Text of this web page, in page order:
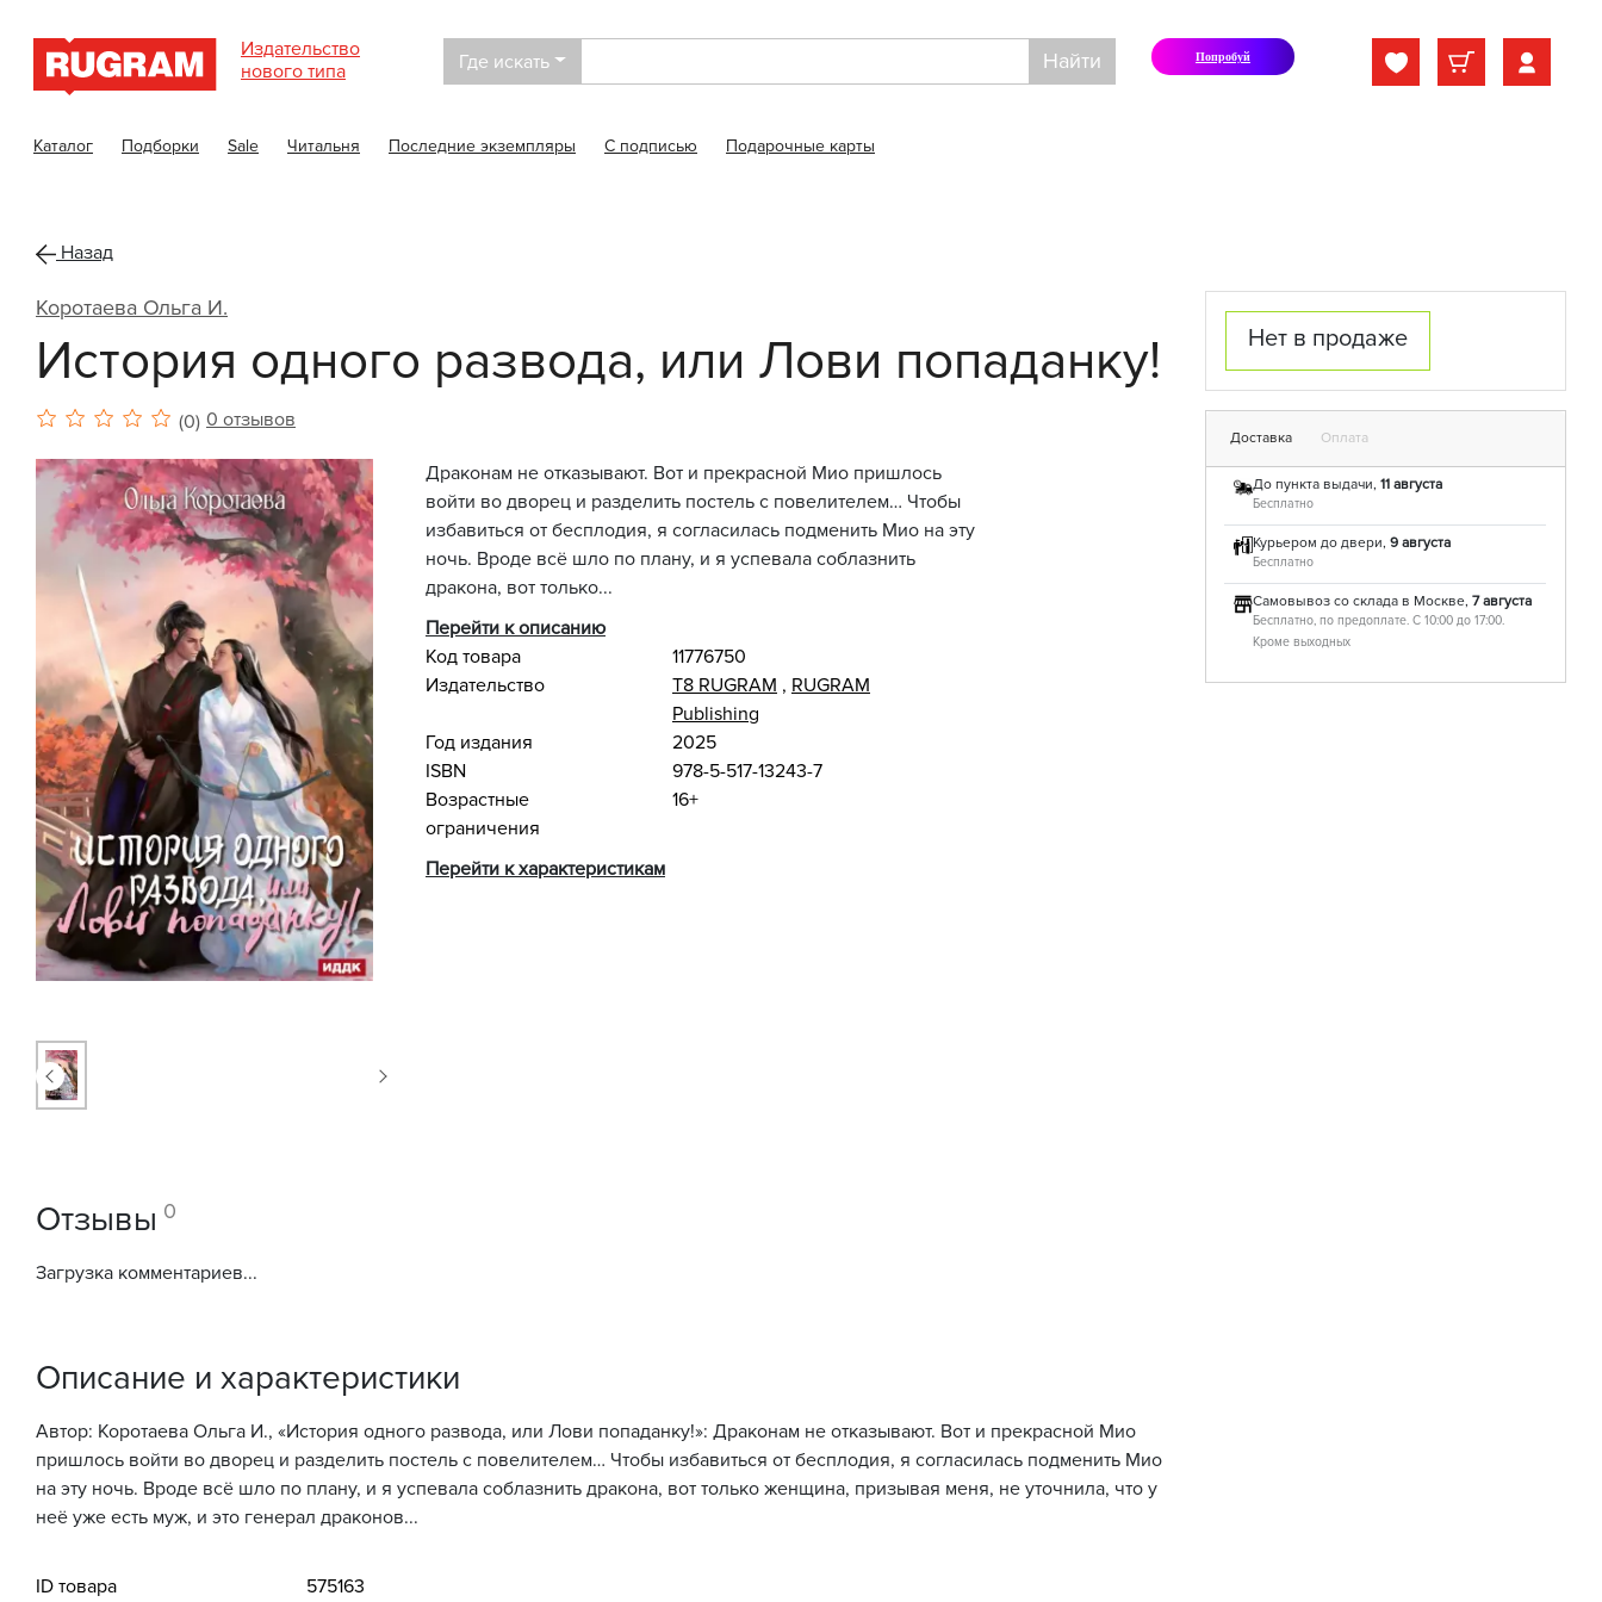
Издательство
нового типа
Где искать Найти Попробуй
Каталог Подборки Sale Читальня Последние экземпляры С подписью Подарочные карты
Назад
Коротаева Ольга И.
История одного развода, или Лови попаданку!
(0) 0 отзывов
Драконам не отказывают. Вот и прекрасной Мио пришлось
войти во дворец и разделить постель с повелителем… Чтобы
избавиться от бесплодия, я согласилась подменить Мио на эту
ночь. Вроде всё шло по плану, и я успевала соблазнить
дракона, вот только...
Перейти к описанию
Код товара
11776750
Издательство
Т8 RUGRAM , RUGRAM
Publishing
Год издания
2025
ISBN
978-5-517-13243-7
Возрастные
ограничения
16+
Перейти к характеристикам
Отзывы 0
Загрузка комментариев...
Описание и характеристики
Автор: Коротаева Ольга И., «История одного развода, или Лови попаданку!»: Драконам не отказывают. Вот и прекрасной Мио
пришлось войти во дворец и разделить постель с повелителем… Чтобы избавиться от бесплодия, я согласилась подменить Мио
на эту ночь. Вроде всё шло по плану, и я успевала соблазнить дракона, вот только женщина, призывая меня, не уточнила, что у
неё уже есть муж, и это генерал драконов...
ID товара
575163
Нет в продаже
Доставка Оплата
До пункта выдачи, 11 августа
Бесплатно
Курьером до двери, 9 августа
Бесплатно
Самовывоз со склада в Москве, 7 августа
Бесплатно, по предоплате. С 10:00 до 17:00.
Кроме выходных